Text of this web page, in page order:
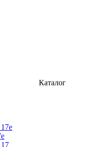
Каталог